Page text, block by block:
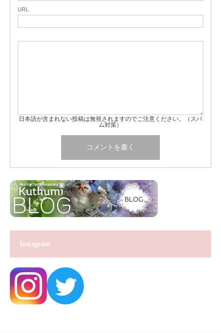
URL
日本語が含まれない投稿は無視されますのでご注意ください。（スパ
ム対策）
Instagram